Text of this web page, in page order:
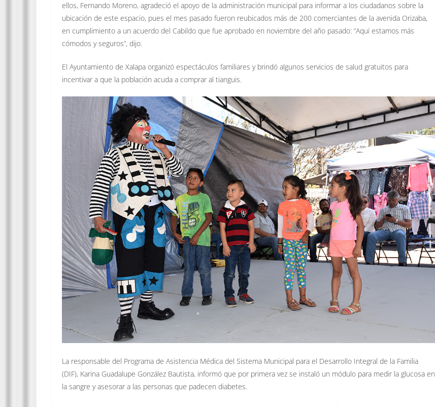
ellos, Fernando Moreno, agradeció el apoyo de la administración municipal para informar a los ciudadanos sobre la
ubicación de este espacio, pues el mes pasado fueron reubicados más de 200 comerciantes de la avenida Orizaba,
en cumplimiento a un acuerdo del Cabildo que fue aprobado en noviembre del año pasado: “Aquí estamos más
cómodos y seguros”, dijo.
El Ayuntamiento de Xalapa organizó espectáculos familiares y brindó algunos servicios de salud gratuitos para
incentivar a que la población acuda a comprar al tianguis.
La responsable del Programa de Asistencia Médica del Sistema Municipal para el Desarrollo Integral de la Familia
(DIF), Karina Guadalupe González Bautista, informó que por primera vez se instaló un módulo para medir la glucosa en
la sangre y asesorar a las personas que padecen diabetes.